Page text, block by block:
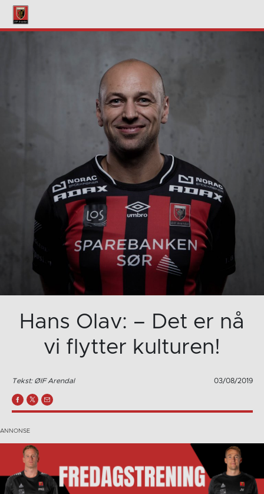
Hans Olav: – Det er nå
vi flytter kulturen!
Tekst: ØIF Arendal 03/08/2019